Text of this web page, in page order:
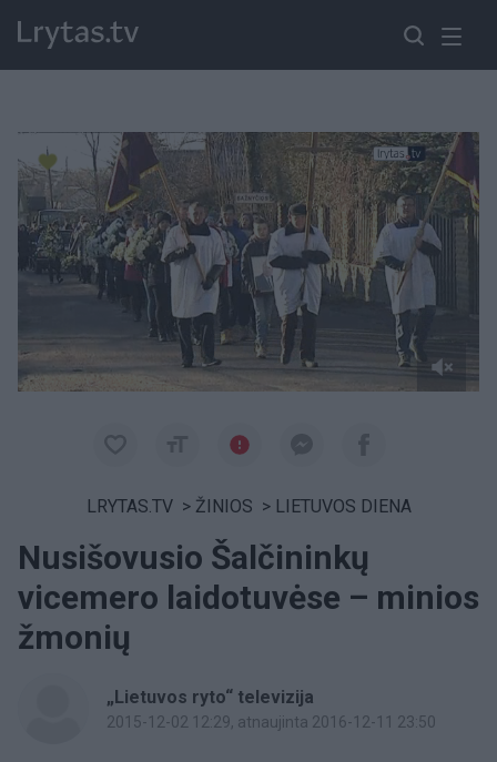
Paremkite Ukrainą
LRYTAS.TV > ŽINIOS > LIETUVOS DIENA
Nusišovusio Šalčininkų
vicemero laidotuvėse – minios
žmonių
„Lietuvos ryto“ televizija
2015-12-02 12:29, atnaujinta 2016-12-11 23:50